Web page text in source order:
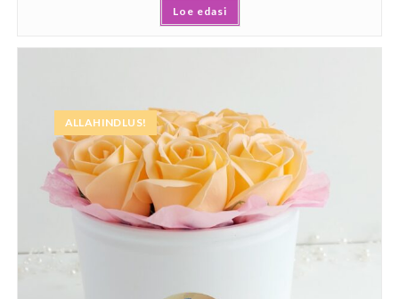
Loe edasi
ALLAHINDLUS!